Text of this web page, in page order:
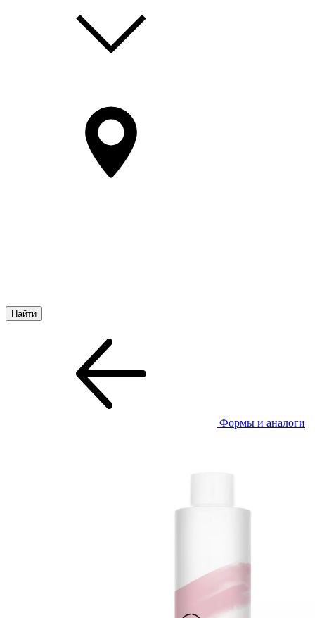
Формы и аналоги